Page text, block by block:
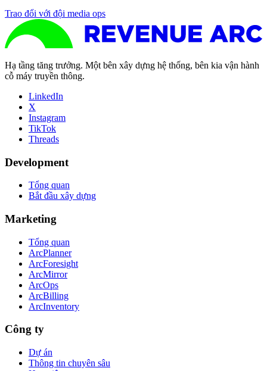
Trao đổi với đội media ops
Hạ tầng tăng trưởng. Một bên xây dựng hệ thống, bên kia vận hành
cỗ máy truyền thông.
LinkedIn
X
Instagram
TikTok
Threads
Development
Tổng quan
Bắt đầu xây dựng
Marketing
Tổng quan
ArcPlanner
ArcForesight
ArcMirror
ArcOps
ArcBilling
ArcInventory
Công ty
Dự án
Thông tin chuyên sâu